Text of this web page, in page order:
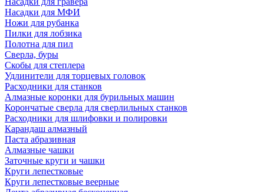
Насадки для МФИ
Ножи для рубанка
Пилки для лобзика
Полотна для пил
Сверла, буры
Скобы для степлера
Удлинители для торцевых головок
Расходники для станков
Алмазные коронки для бурильных машин
Корончатые сверла для сверлильных станков
Расходники для шлифовки и полировки
Карандаш алмазный
Паста абразивная
Алмазные чашки
Заточные круги и чашки
Круги лепестковые
Круги лепестковые веерные